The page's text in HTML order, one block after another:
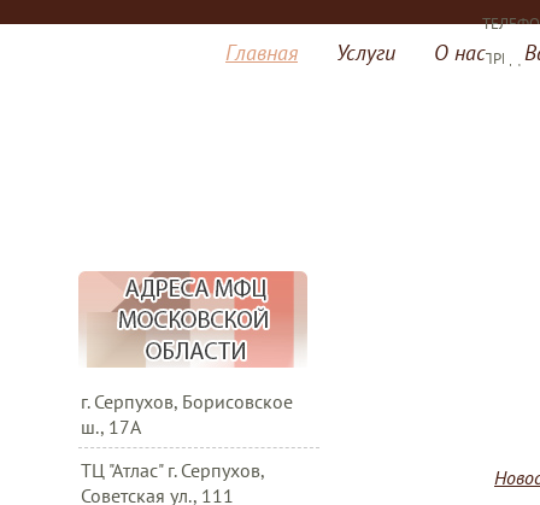
Главная Услуги О нас
г. Серпухов, Борисовское
ш., 17А
ТЦ "Атлас" г. Серпухов,
Советская ул., 111